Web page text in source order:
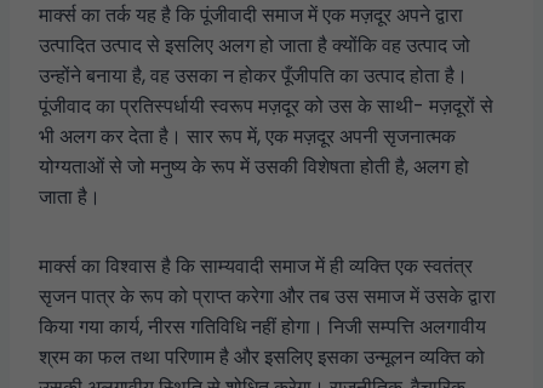
मार्क्स का तर्क यह है कि पूंजीवादी समाज में एक मज़दूर अपने द्वारा
उत्पादित उत्पाद से इसलिए अलग हो जाता है क्योंकि वह उत्पाद जो
उन्होंने बनाया है, वह उसका न होकर पूँजीपति का उत्पाद होता है।
पूंजीवाद का प्रतिस्पर्धायी स्वरूप मज़दूर को उस के साथी- मज़दूरों से
भी अलग कर देता है। सार रूप में, एक मज़दूर अपनी सृजनात्मक
योग्यताओं से जो मनुष्य के रूप में उसकी विशेषता होती है, अलग हो
जाता है।
मार्क्स का विश्वास है कि साम्यवादी समाज में ही व्यक्ति एक स्वतंत्र
सृजन पात्र के रूप को प्राप्त करेगा और तब उस समाज में उसके द्वारा
किया गया कार्य, नीरस गतिविधि नहीं होगा। निजी सम्पत्ति अलगावीय
श्रम का फल तथा परिणाम है और इसलिए इसका उन्मूलन व्यक्ति को